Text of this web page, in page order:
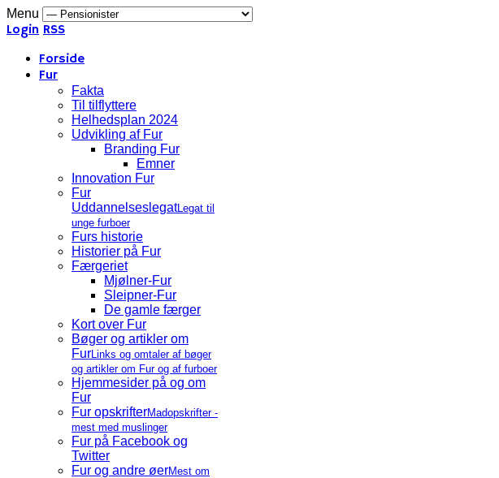
Menu
Login RSS
Forside
Fur
Fakta
Til tilflyttere
Helhedsplan 2024
Udvikling af Fur
Branding Fur
Emner
Innovation Fur
Fur
UddannelseslegatLegat til
unge furboer
Furs historie
Historier på Fur
Færgeriet
Mjølner-Fur
Sleipner-Fur
De gamle færger
Kort over Fur
Bøger og artikler om
FurLinks og omtaler af bøger
og artikler om Fur og af furboer
Hjemmesider på og om
Fur
Fur opskrifterMadopskrifter -
mest med muslinger
Fur på Facebook og
Twitter
Fur og andre øerMest om